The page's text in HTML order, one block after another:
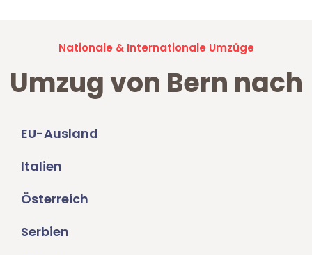
Nationale & Internationale Umzüge
Umzug von Bern nach
EU-Ausland
Italien
Österreich
Serbien